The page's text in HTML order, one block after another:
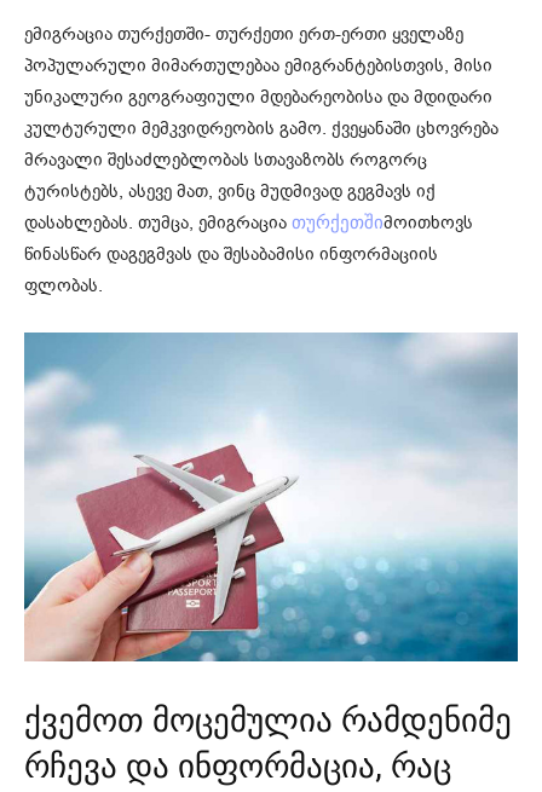
ემიგრაცია თურქეთში- თურქეთი ერთ-ერთი ყველაზე
პოპულარული მიმართულებაა ემიგრანტებისთვის, მისი
უნიკალური გეოგრაფიული მდებარეობისა და მდიდარი
კულტურული მემკვიდრეობის გამო. ქვეყანაში ცხოვრება
მრავალი შესაძლებლობას სთავაზობს როგორც
ტურისტებს, ასევე მათ, ვინც მუდმივად გეგმავს იქ
დასახლებას. თუმცა, ემიგრაცია თურქეთშიმოითხოვს
წინასწარ დაგეგმვას და შესაბამისი ინფორმაციის
ფლობას.
ქვემოთ მოცემულია რამდენიმე
რჩევა და ინფორმაცია, რაც